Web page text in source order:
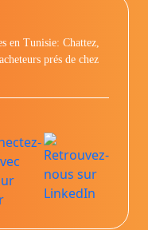
en Tunisie: Chattez,
prés de chez